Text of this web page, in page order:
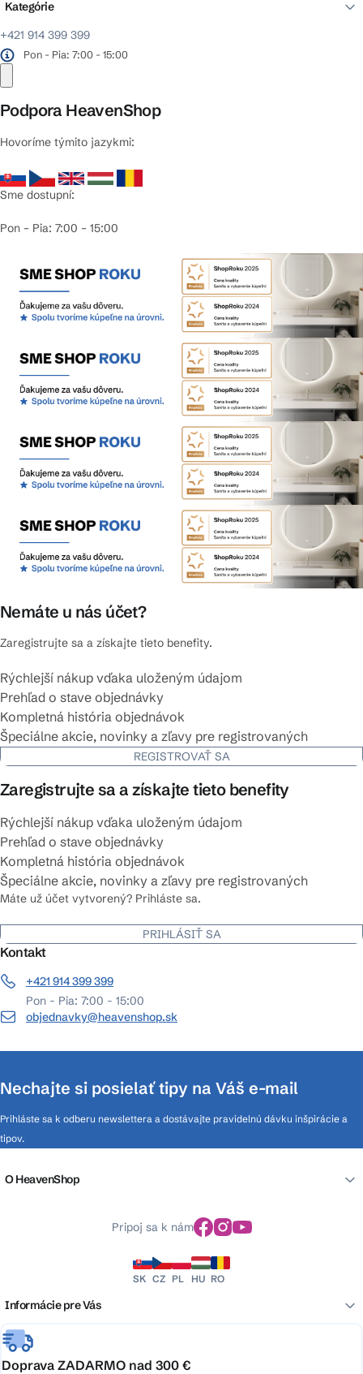
+421 914 399 399
Pon - Pia: 7:00 - 15:00
Podpora HeavenShop
Hovoríme týmito jazykmi:
Sme dostupní:
Pon – Pia: 7:00 – 15:00
Nemáte u nás účet?
Zaregistrujte sa a získajte tieto benefity.
Rýchlejší nákup vďaka uloženým údajom
Prehľad o stave objednávky
Kompletná história objednávok
Špeciálne akcie, novinky a zľavy pre registrovaných
REGISTROVAŤ SA
Zaregistrujte sa a získajte tieto benefity
Rýchlejší nákup vďaka uloženým údajom
Prehľad o stave objednávky
Kompletná história objednávok
Špeciálne akcie, novinky a zľavy pre registrovaných
Máte už účet vytvorený? Prihláste sa.
PRIHLÁSIŤ SA
Kontakt
+421 914 399 399
Pon - Pia: 7:00 - 15:00
objednavky@heavenshop.sk
Nechajte si posielať tipy na Váš e-mail
Prihláste sa k odberu newslettera a dostávajte pravidelnú dávku inšpirácie a
tipov.
O HeavenShop
Pripoj sa k nám
SK CZ PL HU RO
Informácie pre Vás
Doprava ZADARMO nad 300 €
Kategórie